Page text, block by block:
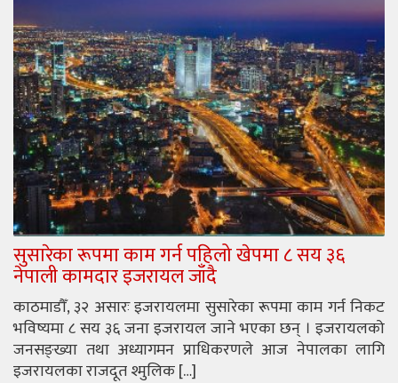
सुसारेका रूपमा काम गर्न पहिलो खेपमा ८ सय ३६
नेपाली कामदार इजरायल जाँदै
काठमाडौँ, ३२ असारः इजरायलमा सुसारेका रूपमा काम गर्न निकट
भविष्यमा ८ सय ३६ जना इजरायल जाने भएका छन् । इजरायलको
जनसङ्ख्या तथा अध्यागमन प्राधिकरणले आज नेपालका लागि
इजरायलका राजदूत श्मुलिक […]